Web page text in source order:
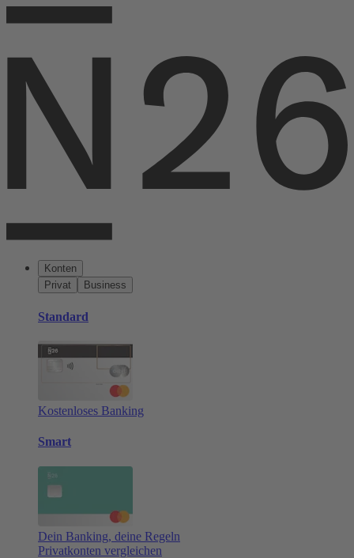
Konten
Privat
Business
Standard
Kostenloses Banking
Smart
Dein Banking, deine Regeln
Privatkonten vergleichen